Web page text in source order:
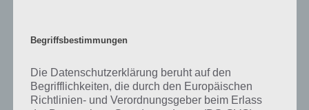
Level 69:Weiter geht es mit der Lösung zu Level 69. Hier müssen wir
den Monitor über der beobachten. Immer wenn der rote Bereich
den Herzschlag Bereich überquert müssen wir das Android / iOS
Begriffsbestimmungen
Die Datenschutzerklärung beruht auf den
Begrifflichkeiten, die durch den Europäischen
Richtlinien- und Verordnungsgeber beim Erlass